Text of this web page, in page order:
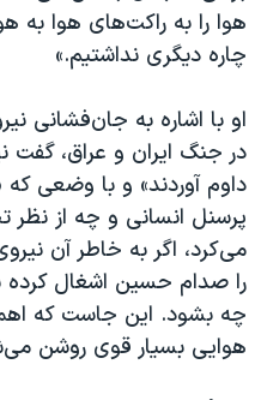
هوا را به راکت‌های هوا به
چاره دیگری نداشتیم.»
او با اشاره به جان‌فشانی
در جنگ ایران و عراق، گفت
داوم آوردند» و با وضعی
پرسنل انسانی و چه از نظر
می‌کرد، اگر به خاطر آن
را صدام حسین اشغال کرده
چه بشود. این جاست که
هوایی بسیار قوی روشن